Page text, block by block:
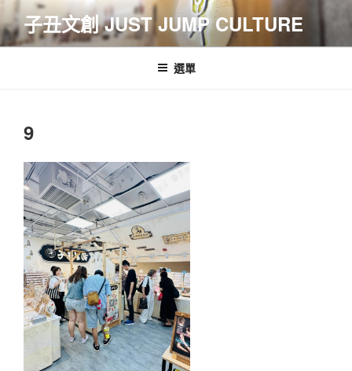
跳
至
主
子丑文創 JUST JUMP CULTURE
選單
9